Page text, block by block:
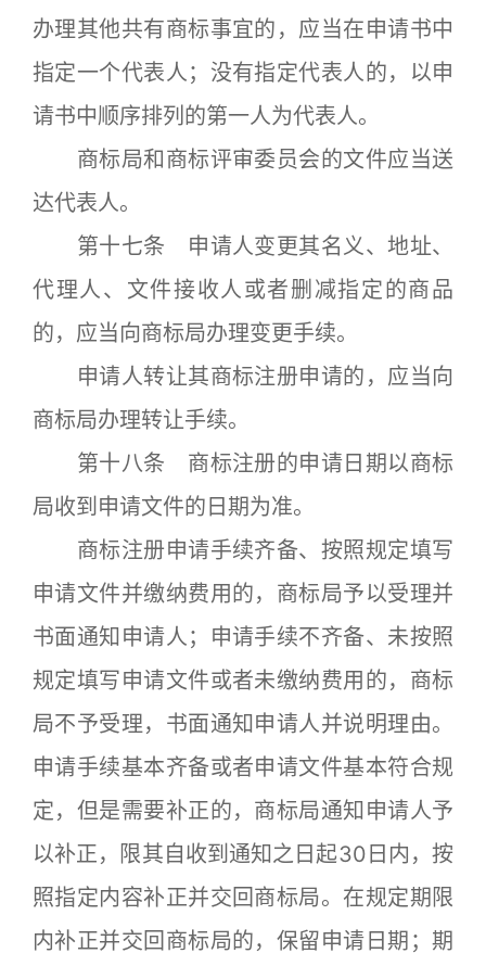
办理其他共有商标事宜的，应当在申请书中
指定一个代表人；没有指定代表人的，以申
请书中顺序排列的第一人为代表人。
商标局和商标评审委员会的文件应当送
达代表人。
第十七条 申请人变更其名义、地址、
代理人、文件接收人或者删减指定的商品
的，应当向商标局办理变更手续。
申请人转让其商标注册申请的，应当向
商标局办理转让手续。
第十八条 商标注册的申请日期以商标
局收到申请文件的日期为准。
商标注册申请手续齐备、按照规定填写
申请文件并缴纳费用的，商标局予以受理并
书面通知申请人；申请手续不齐备、未按照
规定填写申请文件或者未缴纳费用的，商标
局不予受理，书面通知申请人并说明理由。
申请手续基本齐备或者申请文件基本符合规
定，但是需要补正的，商标局通知申请人予
以补正，限其自收到通知之日起30日内，按
照指定内容补正并交回商标局。在规定期限
内补正并交回商标局的，保留申请日期；期